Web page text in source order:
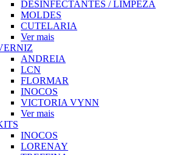
DESINFECTANTES / LIMPEZA
MOLDES
CUTELARIA
Ver mais
ANDREIA
LCN
FLORMAR
INOCOS
VICTORIA VYNN
Ver mais
INOCOS
LORENAY